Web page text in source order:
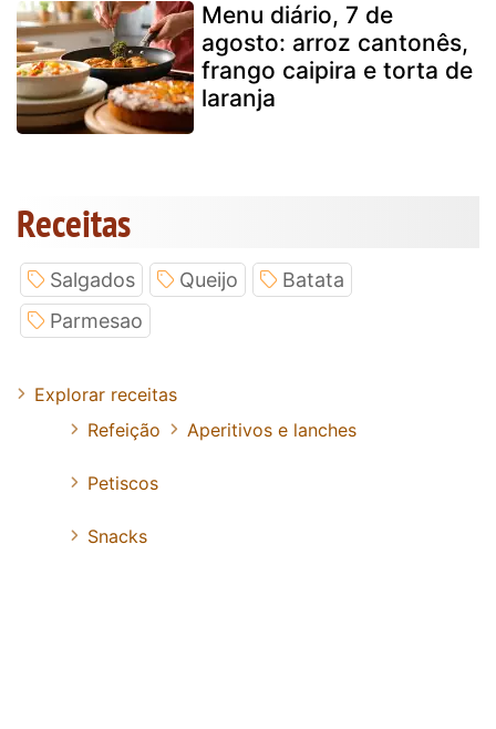
Menu diário, 7 de
agosto: arroz cantonês,
frango caipira e torta de
laranja
Receitas
Salgados Queijo
Batata
Parmesao
Explorar receitas
Refeição
Aperitivos e lanches
Petiscos
Snacks